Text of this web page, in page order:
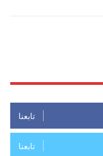
تابعنا
تابعنا